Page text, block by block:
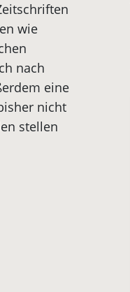
wie
nach
eine
nicht
stellen